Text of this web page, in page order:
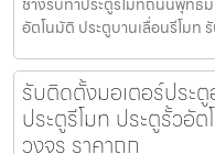
อัตโนมัติ ประตูบานเลื่อนรีโมท
รับติดตั้งมอเตอร์ประ
ประตูรีโมท ประตูรั้วอั
วงจร ราคาถูก